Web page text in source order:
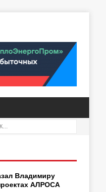
Владимиру
АЛРОСА